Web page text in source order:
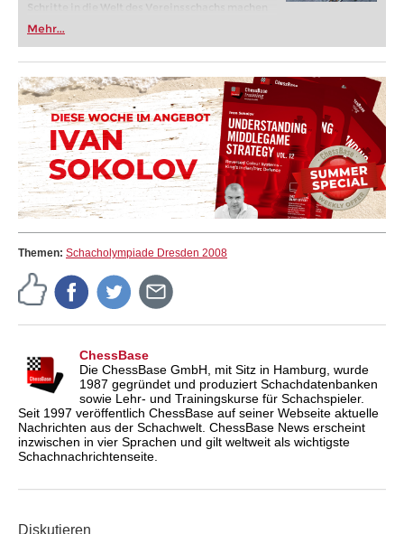
Schritte in die Welt des Vereinsschachs machen
oder bereits auf Turnierniveau spielen: Mit
FRITZ trainieren Sie effizienter, intelligenter und
individueller als je zuvor.
Mehr...
Themen: Schacholympiade Dresden 2008
ChessBase
Die ChessBase GmbH, mit Sitz in Hamburg, wurde
1987 gegründet und produziert Schachdatenbanken
sowie Lehr- und Trainingskurse für Schachspieler.
Seit 1997 veröffentlich ChessBase auf seiner Webseite aktuelle
Nachrichten aus der Schachwelt. ChessBase News erscheint
inzwischen in vier Sprachen und gilt weltweit als wichtigste
Schachnachrichtenseite.
Diskutieren